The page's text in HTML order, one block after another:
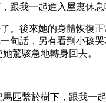
跟我一起進入屋裏休息
後來她的身體恢復
話，另有看到小孩
驚駭急地轉身回去。
匹繫於樹下，跟我一